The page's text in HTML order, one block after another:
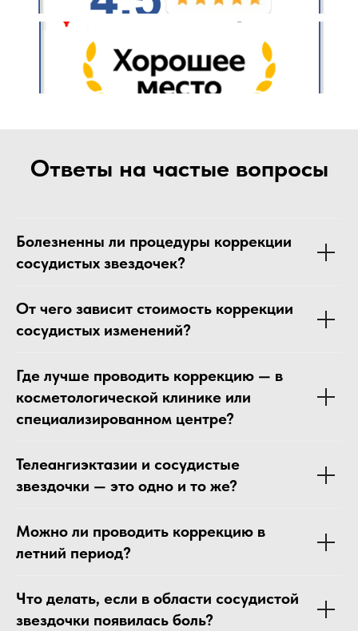
Ответы на частые вопросы
Болезненны ли процедуры коррекции
сосудистых звездочек?
От чего зависит стоимость коррекции
сосудистых изменений?
Где лучше проводить коррекцию — в
косметологической клинике или
специализированном центре?
Телеангиэктазии и сосудистые
звездочки — это одно и то же?
Можно ли проводить коррекцию в
летний период?
Что делать, если в области сосудистой
звездочки появилась боль?